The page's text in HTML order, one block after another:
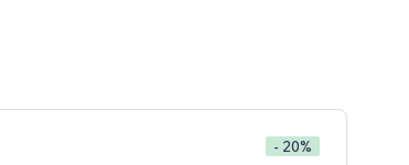
- 20%